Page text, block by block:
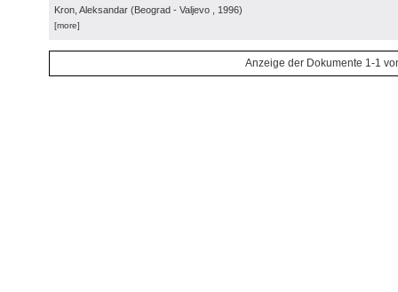
Kron, Aleksandar (Beograd - Valjevo , 1996)
[more]
Anzeige der Dokumente 1-1